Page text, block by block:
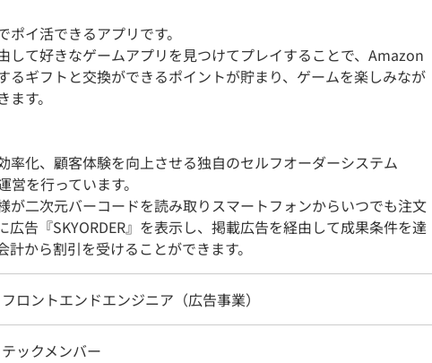
イ活できるアプリです。
して好きなゲームアプリを見つけてプレイすることで、Amazon
るギフトと交換ができるポイントが貯まり、ゲームを楽しみなが
す。
率化、顧客体験を向上させる独自のセルフオーダーシステム
営を行っています。
が二次元バーコードを読み取りスマートフォンからいつでも注文
広告『SKYORDER』を表示し、掲載広告を経由して成果条件を達
から割引を受けることができます。
フロントエンドエンジニア（広告事業）
テックメンバー